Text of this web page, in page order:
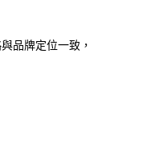
品牌定位一致，